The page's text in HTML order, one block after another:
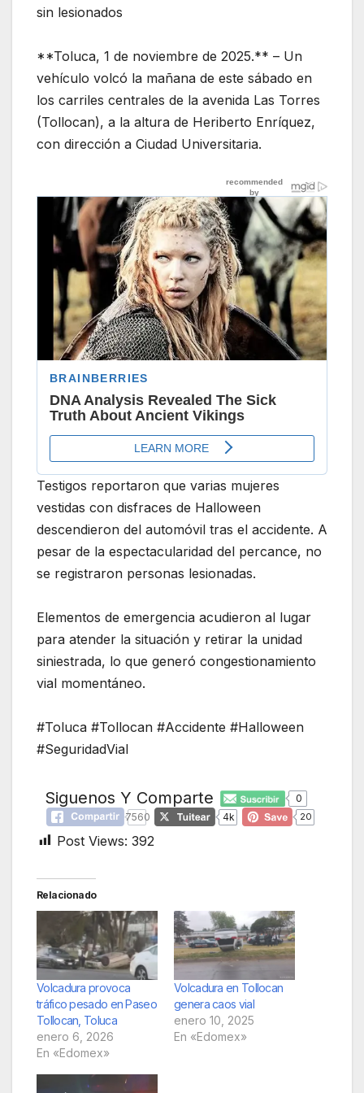
sin lesionados
**Toluca, 1 de noviembre de 2025.** – Un
vehículo volcó la mañana de este sábado en
los carriles centrales de la avenida Las Torres
(Tollocan), a la altura de Heriberto Enríquez,
con dirección a Ciudad Universitaria.
Testigos reportaron que varias mujeres
vestidas con disfraces de Halloween
descendieron del automóvil tras el accidente. A
pesar de la espectacularidad del percance, no
se registraron personas lesionadas.
Elementos de emergencia acudieron al lugar
para atender la situación y retirar la unidad
siniestrada, lo que generó congestionamiento
vial momentáneo.
#Toluca #Tollocan #Accidente #Halloween
#SeguridadVial
Siguenos Y Comparte
0
7560
4k 20
Post Views: 392
Relacionado
Volcadura provoca
tráfico pesado en Paseo
Tollocan, Toluca
enero 6, 2026
En «Edomex»
Volcadura en Tollocan
genera caos vial
enero 10, 2025
En «Edomex»